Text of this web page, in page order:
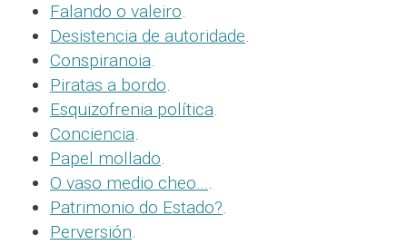
Falando o valeiro.
Desistencia de autoridade.
Conspiranoia.
Piratas a bordo.
Esquizofrenia política.
Conciencia.
Papel mollado.
O vaso medio cheo….
Patrimonio do Estado?.
Perversión.